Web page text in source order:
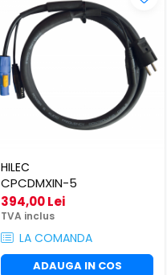
HILEC
CPCDMXIN-5
394,00 Lei
TVA inclus
LA COMANDA
ADAUGA IN COS